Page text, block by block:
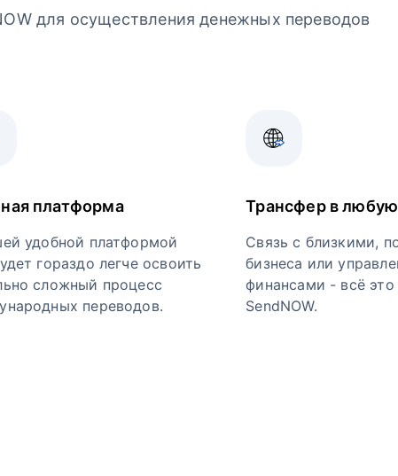
для осуществления денежных переводов
платформа
удобной платформой
гораздо легче освоить
сложный процесс
переводов.
Трансфер в
Связь с близкими,
бизнеса или
финансами - всё
SendNOW.